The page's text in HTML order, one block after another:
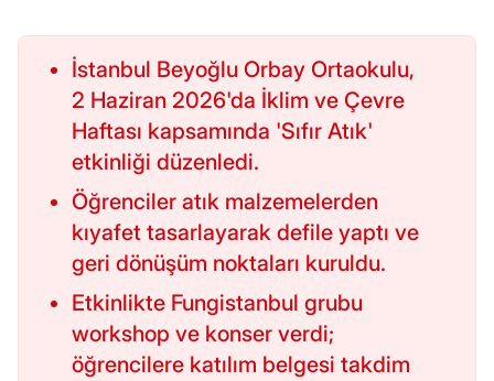
İstanbul Beyoğlu Orbay Ortaokulu,
2 Haziran 2026'da İklim ve Çevre
Haftası kapsamında 'Sıfır Atık'
etkinliği düzenledi.
Öğrenciler atık malzemelerden
kıyafet tasarlayarak defile yaptı ve
geri dönüşüm noktaları kuruldu.
Etkinlikte Fungistanbul grubu
workshop ve konser verdi;
öğrencilere katılım belgesi takdim